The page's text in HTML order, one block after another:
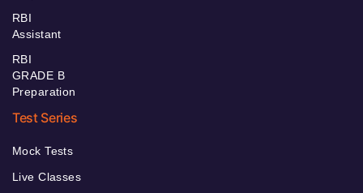
RBI
Assistant
RBI
GRADE B
Preparation
Test Series
Mock Tests
Live Classes